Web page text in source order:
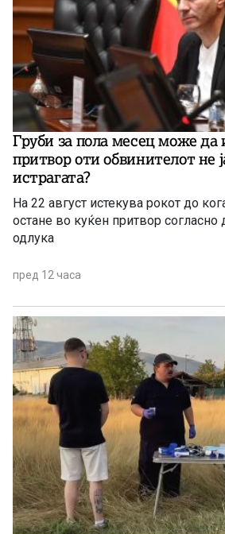
Груби за пола месец може да
притвор оти обвинителот не
истрагата?
На 22 август истекува рокот до
остане во куќен притвор согласно
одлука
пред 12 часа